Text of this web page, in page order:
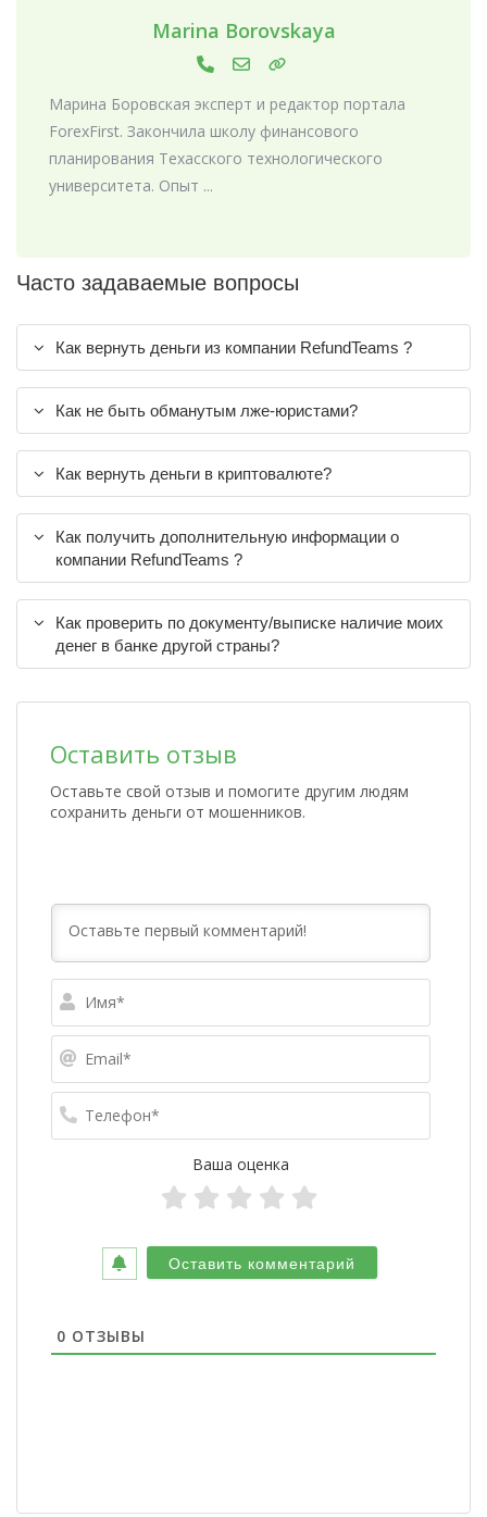
Marina Borovskaya
Марина Боровская эксперт и редактор портала
ForexFirst. Закончила школу финансового
планирования Техасского технологического
университета. Опыт ...
Часто задаваемые вопросы
Как вернуть деньги из компании RefundTeams ?
Как не быть обманутым лже-юристами?
Как вернуть деньги в криптовалюте?
Как получить дополнительную информации о
компании RefundTeams ?
Как проверить по документу/выписке наличие моих
денег в банке другой страны?
Оставить отзыв
Оставьте свой отзыв и помогите другим людям
сохранить деньги от мошенников.
Ваша оценка
0 ОТЗЫВЫ